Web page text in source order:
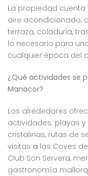
La propiedad
aire acondicionado,
terraza, coladuria,
lo necesario para
cualquier época del
¿Qué actividades se
Manacor?
Los alrededores
actividades: playas
cristalinas, rutas de
visitas a las Coves
Club Son Servera,
gastronomía